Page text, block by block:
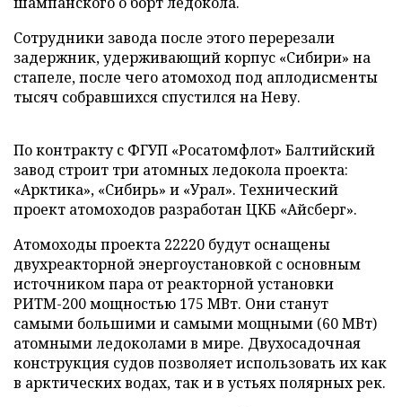
Сотрудники завода после этого перерезали
задержник, удерживающий корпус «Сибири» на
стапеле, после чего атомоход под аплодисменты
тысяч собравшихся спустился на Неву.
По контракту с ФГУП «Росатомфлот» Балтийский
завод строит три атомных ледокола проекта:
«Арктика», «Сибирь» и «Урал». Технический
проект атомоходов разработан ЦКБ «Айсберг».
Атомоходы проекта 22220 будут оснащены
двухреакторной энергоустановкой с основным
источником пара от реакторной установки
РИТМ-200 мощностью 175 МВт. Они станут
самыми большими и самыми мощными (60 МВт)
атомными ледоколами в мире. Двухосадочная
конструкция судов позволяет использовать их как
в арктических водах, так и в устьях полярных рек.